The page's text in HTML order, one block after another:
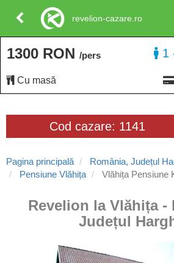
Cod cazare: 1141
Pagina principală România, Județul
Pensiune Vlăhița
Vlăhița Pensiune
Revelion la Vlăhița -
Județul
1300 RON /pers
Cu masă
1
revelion-cazare.ro